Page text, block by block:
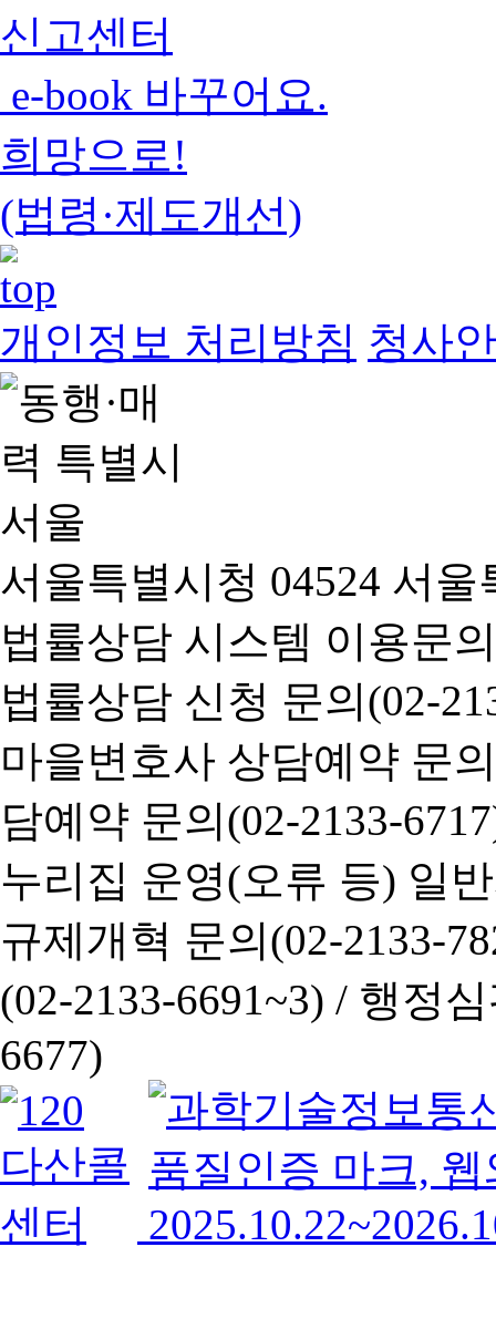
신고센터
e-book 바꾸어요.
희망으로!
(법령·제도개선)
개인정보 처리방침 청사
서울특별시청 04524 서
법률상담 시스템 이용문
법률상담 신청 문의(02-
마을변호사 상담예약 문
담예약 문의(02-2133-
누리집 운영(오류 등) 일
규제개혁 문의(02-2133-
(02-2133-6691~3) / 행정심
6677)